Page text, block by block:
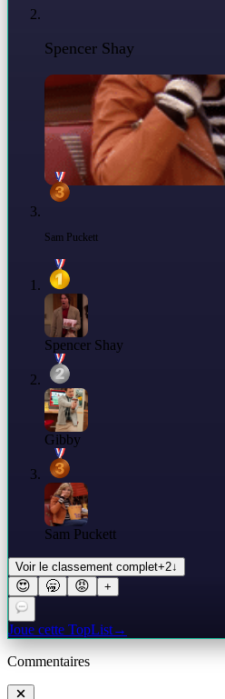
Spencer Shay
Sam Puckett
Spencer Shay
Gibby
Sam Puckett
Voir le classement complet+2↓
😍 🥱 😡 +
Joue cette TopList→
Commentaires